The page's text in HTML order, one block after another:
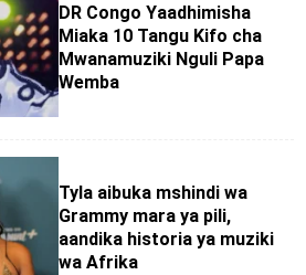
DR Congo Yaadhimisha
Miaka 10 Tangu Kifo cha
Mwanamuziki Nguli Papa
Wemba
Tyla aibuka mshindi wa
Grammy mara ya pili,
aandika historia ya muziki
wa Afrika